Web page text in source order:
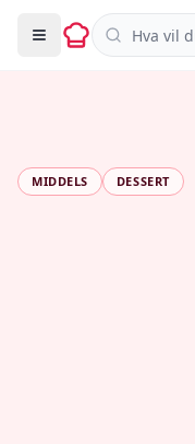
Søk i
MIDDELS DESSERT